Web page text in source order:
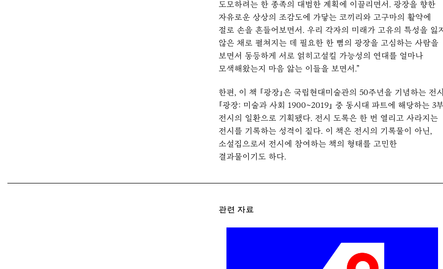
도모하려는 한 종족의 대범한 계획에 이끌리면서. 광장을 향한
자유로운 상상의 조감도에 가닿는 코끼리와 고구마의 활약에
절로 손을 흔들어보면서. 우리 각자의 미래가 고유의 특성을 잃
않은 채로 펼쳐지는 데 필요한 한 뼘의 광장을 고심하는 사람을
보면서 동등하게 서로 얽히고설킬 가능성의 연대를 얼마나
모색해왔는지 마음 앓는 이들을 보면서.”
한편, 이 책 『광장』은 국립현대미술관의 50주년을 기념하는 전시
『광장: 미술과 사회 1900~2019』 중 동시대 파트에 해당하는 3부
전시의 일환으로 기획됐다. 전시 도록은 한 번 열리고 사라지는
전시를 기록하는 성격이 짙다. 이 책은 전시의 기록물이 아닌,
소설집으로서 전시에 참여하는 책의 형태를 고민한
결과물이기도 하다.
관련 자료